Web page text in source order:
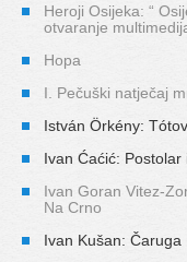
Heroji Osijeka: “
otvaranje
Hopa
I. Pečuški natječaj
István Örkény:
Ivan Ćaćić: Postolar
Ivan Goran Vitez-
Na Crno
Ivan Kušan: Čaruga